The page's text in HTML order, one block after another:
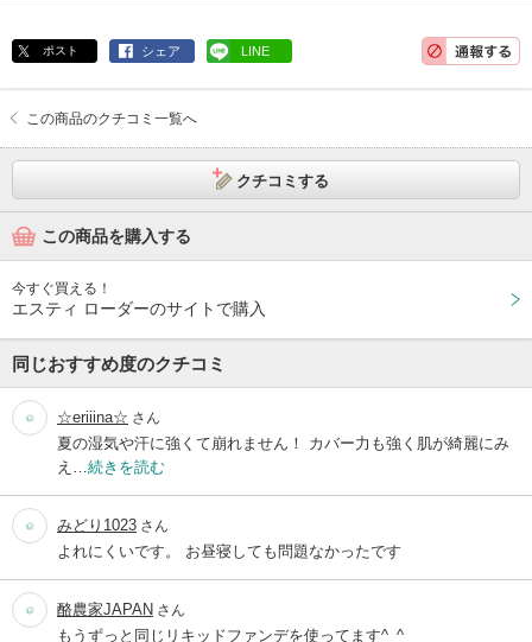
ポスト シェア LINE
この商品のクチコミ一覧へ
クチコミする
この商品を購入する
今すぐ買える！
エスティ ローダーのサイトで購入
同じおすすめ度のクチコミ
☆eriiina☆ さん
夏の湿気や汗に強くて崩れません！ カバー力も強く肌が綺麗にみ
え… 続きを読む
みどり1023 さん
よれにくいです。 お昼寝しても問題なかったです
酪農家JAPAN さん
もうずっと同じリキッドファンデを使ってます^_^